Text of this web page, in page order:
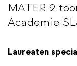
MATER 2
Academie
Laureaten